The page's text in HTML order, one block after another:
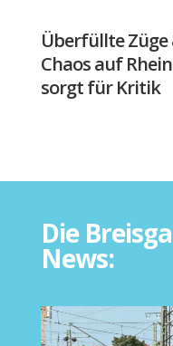
Überfüllte Züge
Chaos auf
sorgt für Kritik
Die
News: